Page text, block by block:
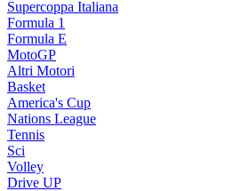
Supercoppa Italiana
Formula 1
Formula E
MotoGP
Altri Motori
Basket
America's Cup
Nations League
Tennis
Sci
Volley
Drive UP